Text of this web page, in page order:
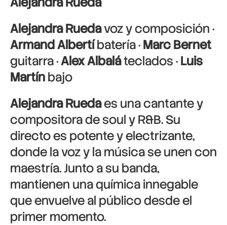
Alejandra Ruedavoz y composición ·
Armand Albertíbatería ·Marc Bernet
guitarra ·Alex Albaláteclados ·Luis
Martínbajo
Alejandra Ruedaes una cantante y
compositora de soul y R&B. Su
directo es potente y electrizante,
donde la voz y la música se unen con
maestría. Junto a su banda,
mantienen una química innegable
que envuelve al público desde el
primer momento.